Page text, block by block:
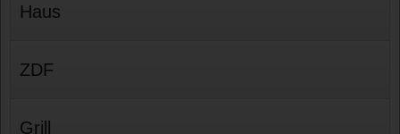
Haus
ZDF
Grill